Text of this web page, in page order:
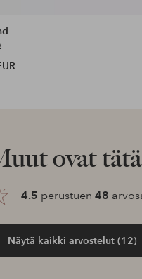
ovat
4.5 perustuen 48
Näytä kaikki arvostelut (12)